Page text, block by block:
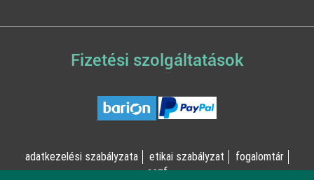
Fizetési szolgáltatások
adatkezelési szabályzata etikai szabályzat
fogalomtár
aszf